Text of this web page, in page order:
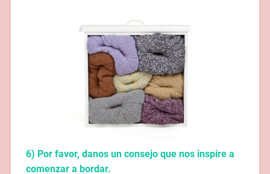
6) Por favor, danos un consejo que nos inspire a
comenzar a bordar.